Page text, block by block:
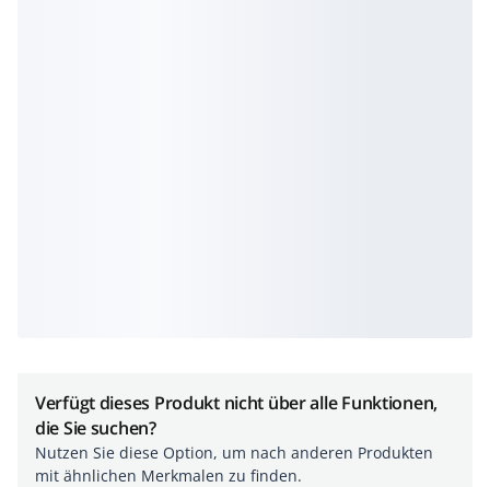
Verfügt dieses Produkt nicht über alle Funktionen,
die Sie suchen?
Nutzen Sie diese Option, um nach anderen Produkten
mit ähnlichen Merkmalen zu finden.